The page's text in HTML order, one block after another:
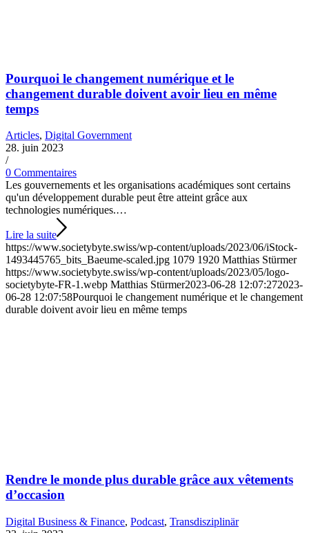
Pourquoi le changement numérique et le
changement durable doivent avoir lieu en même
temps
Articles, Digital Government
28. juin 2023
/
0 Commentaires
Les gouvernements et les organisations académiques sont certains
qu'un développement durable peut être atteint grâce aux
technologies numériques.…
Lire la suite
https://www.societybyte.swiss/wp-content/uploads/2023/06/iStock-
1493445765_bits_Baeume-scaled.jpg 1079 1920 Matthias Stürmer
https://www.societybyte.swiss/wp-content/uploads/2023/05/logo-
societybyte-FR-1.webp Matthias Stürmer2023-06-28 12:07:272023-
06-28 12:07:58Pourquoi le changement numérique et le changement
durable doivent avoir lieu en même temps
Rendre le monde plus durable grâce aux vêtements
d’occasion
Digital Business & Finance, Podcast, Transdisziplinär